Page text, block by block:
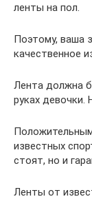
ленты на пол.
Поэтому, ваша
качественное
Лента должна
руках девочки.
известных
стоят, но и
Ленты от